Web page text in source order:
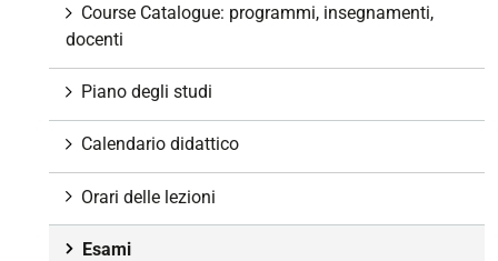
Course Catalogue: programmi, insegnamenti,
docenti
Piano degli studi
Calendario didattico
Orari delle lezioni
Esami